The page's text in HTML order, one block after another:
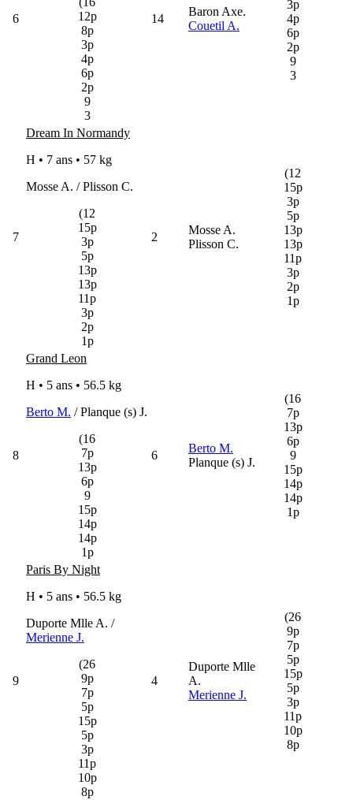
6
12p
8p
3p
4p
6p
2p
9
3
14
Baron Axe.
Couetil A.
3p
4p
6p
2p
9
3
7
Dream In Normandy
H • 7 ans • 57 kg
Mosse A. / Plisson C.
(12
15p
3p
5p
13p
13p
11p
3p
2p
1p
2
Mosse A.
Plisson C.
(12
15p
3p
5p
13p
13p
11p
3p
2p
1p
8
Grand Leon
H • 5 ans • 56.5 kg
Berto M. / Planque (s) J.
(16
7p
13p
6p
9
15p
14p
14p
1p
6
Berto M.
Planque (s) J.
(16
7p
13p
6p
9
15p
14p
14p
1p
9
Paris By Night
H • 5 ans • 56.5 kg
Duporte Mlle A. /
Merienne J.
(26
9p
7p
5p
15p
5p
3p
11p
10p
8p
4
Duporte Mlle
A.
Merienne J.
(26
9p
7p
5p
15p
5p
3p
11p
10p
8p